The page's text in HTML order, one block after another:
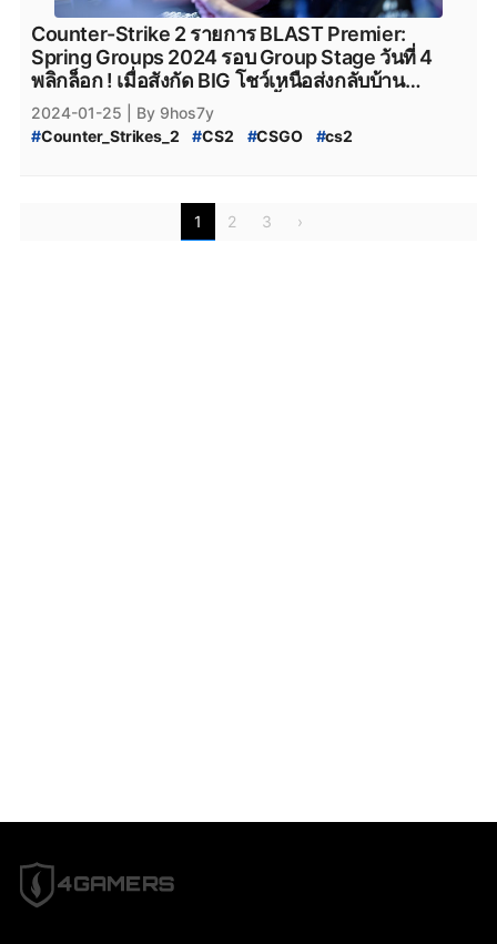
Counter-Strike 2 รายการ BLAST Premier:
Spring Groups 2024 รอบ Group Stage วันที่ 4
พลิกล็อก ! เมื่อสังกัด BIG โชว์เหนือส่งกลับบ้าน
Heroic ไปแบบตึง ๆ เสียอย่างนั้น
2024-01-25
| By 9hos7y
#Counter_Strikes_2 #CS2 #CSGO #cs2
#Counter_Strike_Global_Offensive
Team_Vitality Natus_Vincere
1 2 3 ›